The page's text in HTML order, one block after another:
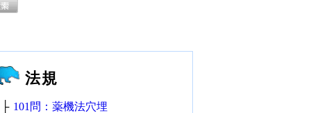
法規
├ 101問：薬機法穴埋